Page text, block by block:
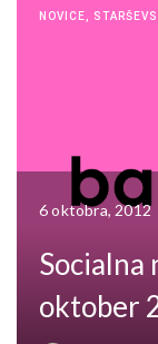
NOVICE
6 oktobra, 2012
Socialna
oktober